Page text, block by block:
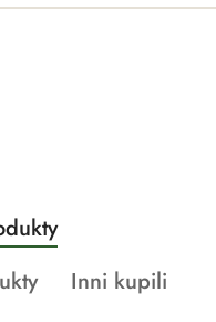
Produkty
Inni kupili